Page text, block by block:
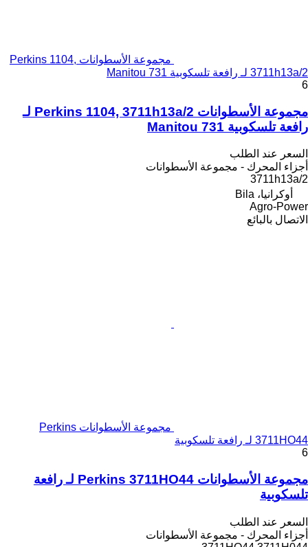
مجموعة الأسطوانات Perkins 1104,
3711h13a/2 لـ رافعة تلسكوبية Manitou 731
6
مجموعة الأسطوانات Perkins 1104, 3711h13a/2 لـ
رافعة تلسكوبية Manitou 731
السعر عند الطلب
أجزاء المحرك - مجموعة الأسطوانات
3711h13a/2
أوكرانيا، Bila
Agro-Power
الاتصال بالبائع
مجموعة الأسطوانات Perkins
3711HO44 لـ رافعة تلسكوبية
6
مجموعة الأسطوانات Perkins 3711HO44 لـ رافعة
تلسكوبية
السعر عند الطلب
أجزاء المحرك - مجموعة الأسطوانات